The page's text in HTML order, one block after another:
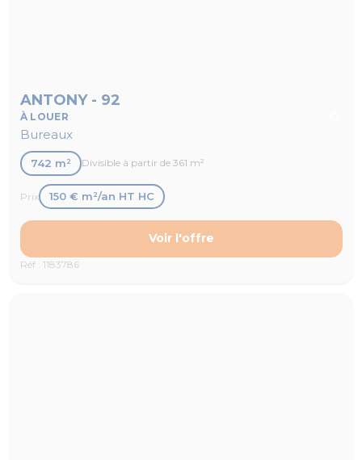
ANTONY - 92
À LOUER
Bureaux
742 m² Divisible à partir de 361 m²
Prix 150 € m²/an HT HC
Réf : 1183786
Voir l'offre